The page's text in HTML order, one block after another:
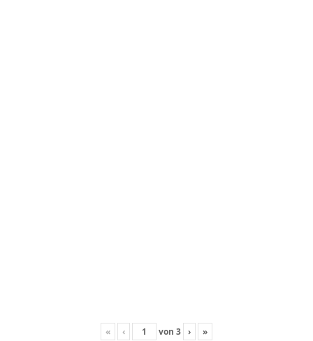
« ‹ von 3 › »